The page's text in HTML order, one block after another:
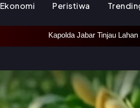
Ekonomi Peristiwa
Kapolda Jabar Tinjau Lahan